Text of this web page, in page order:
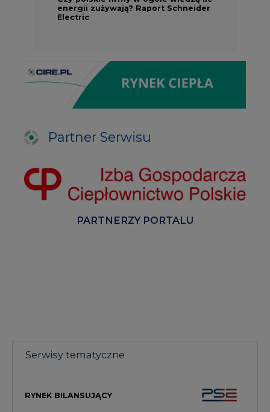
energii zużywają? Raport Schneider
Electric
Partner Serwisu
PARTNERZY PORTALU
Serwisy tematyczne
RYNEK BILANSUJĄCY